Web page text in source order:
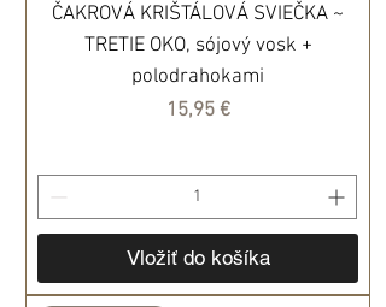
ČAKROVÁ KRIŠTÁLOVÁ SVIEČKA ~
TRETIE OKO, sójový vosk +
polodrahokami
Cena
15,95 €
Vložiť do košíka